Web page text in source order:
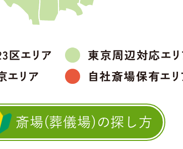
斎場(葬儀場)の探し方